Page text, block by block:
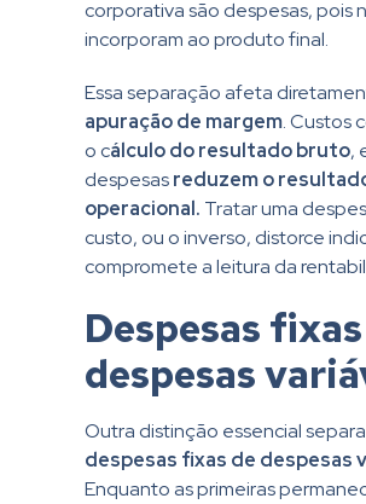
corporativa são despesas, pois
incorporam ao produto final.
Essa separação afeta
apuração de margem. Custos
o cálculo do resultado bruto,
despesasreduzem o
operacional. Tratar uma
custo, ou o inverso, distorce
compromete a leitura da
Despesas
despesas
Outra distinção essencial separa
despesas fixas de despesas
Enquanto as primeiras